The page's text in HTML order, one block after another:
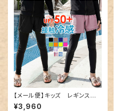
【メール便】キッズ レギンス一
体型ショートパンツ／kids507
¥3,960